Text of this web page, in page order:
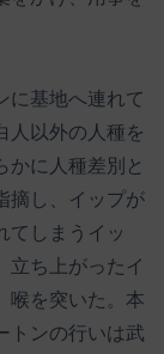
に基地へ連れて
人以外の人種を
かに人種差別と
摘し、イップが
てしまうイッ
立ち上がったイ
喉を突いた。本
トンの行いは武